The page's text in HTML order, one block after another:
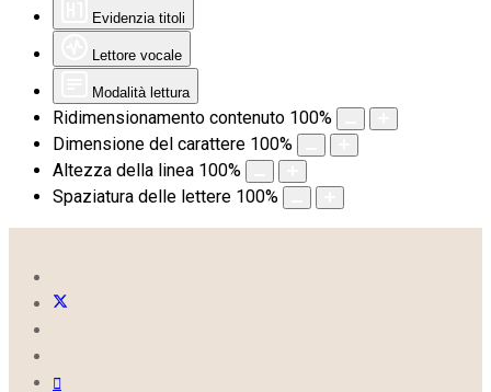
Evidenzia titoli
Lettore vocale
Modalità lettura
Ridimensionamento contenuto 100%
Dimensione del carattere 100%
Altezza della linea 100%
Spaziatura delle lettere 100%